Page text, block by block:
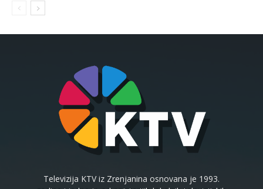
Televizija KTV iz Zrenjanina osnovana je 1993.